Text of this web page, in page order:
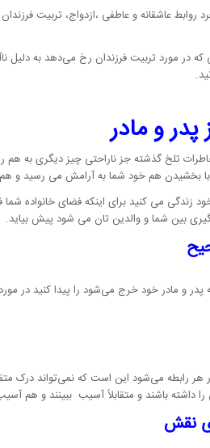
روابط عاشقانه و عاطفی ،ازدواج، تربیت
که در مورد تربیت فرزندان رخ می‌دهد به
و مادر
تلخ گذشته جز ناراحتی چیز دیگری به هم
هم خود شما به آرامش می رسید و هم
زندگی می کنید برای اینکه فضای خانواده
بین شما و والدین تان می شود پیش بیاید.
و مادر خود خرج می‌شود را پیدا کنید در مورد
هر رابطه می‌شود این است که نمی‌تواند درک
داشته باشند و متقابلاً آسیب ببینند و هم
نقش